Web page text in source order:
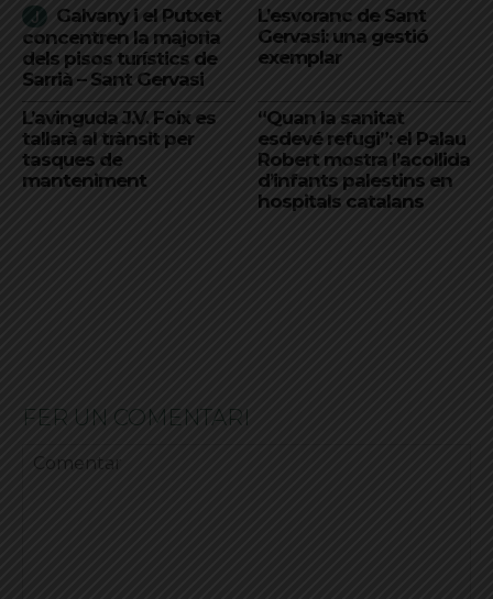
Galvany i el Putxet
concentren la majoria
dels pisos turístics de
Sarrià – Sant Gervasi
L’esvoranc de Sant
Gervasi: una gestió
exemplar
L’avinguda J.V. Foix es
tallarà al trànsit per
tasques de
manteniment
“Quan la sanitat
esdevé refugi”: el Palau
Robert mostra l’acollida
d’infants palestins en
hospitals catalans
FER UN COMENTARI